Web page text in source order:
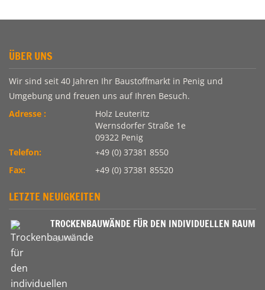
ÜBER UNS
Wir sind seit 40 Jahren Ihr Baustoffmarkt in Penig und
Umgebung und freuen uns auf Ihren Besuch.
Adresse :
Holz Leuteritz
Wernsdorfer Straße 1e
09322 Penig
Telefon:
+49 (0) 37381 8550
Fax:
+49 (0) 37381 85520
LETZTE NEUIGKEITEN
TROCKENBAUWÄNDE FÜR DEN INDIVIDUELLEN RAUM
9. Juli 2016